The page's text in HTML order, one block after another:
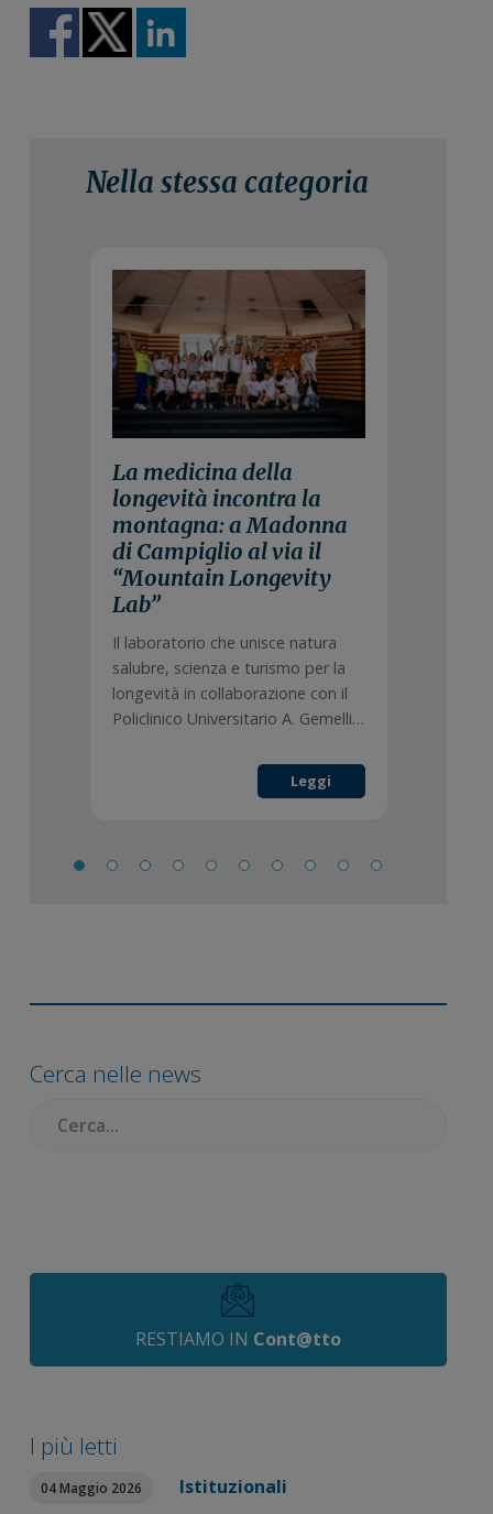
Nella stessa categoria
3 Agosto 2026
La medicina della
longevità incontra la
montagna: a Madonna
di Campiglio al via il
“Mountain Longevity
Lab”
Il laboratorio che unisce natura
salubre, scienza e turismo per la
longevità in collaborazione con il
Policlinico Universitario A. Gemelli…
Leggi
primaria
Cerca nelle news
RESTIAMO IN Cont@tto
I più letti
04 Maggio 2026 Istituzionali